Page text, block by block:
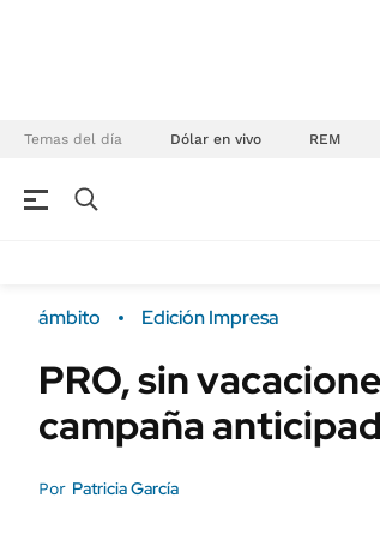
Temas del día Dólar en vivo REM
Campo
FINANZAS
Seguros
ámbito Edición Impresa
PRO, sin
campaña
Por Patricia García